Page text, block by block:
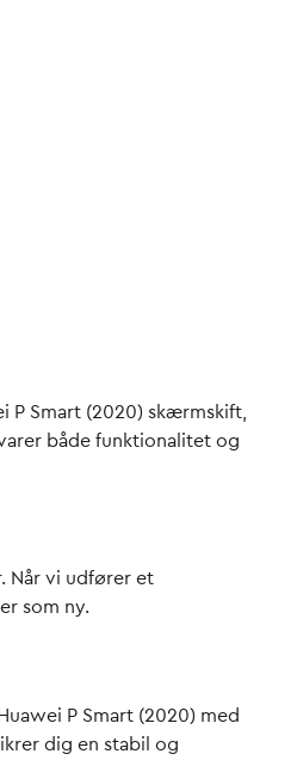
P Smart (2020) skærmskift,
både funktionalitet og
Når vi udfører et
som ny.
P Smart (2020) med
dig en stabil og